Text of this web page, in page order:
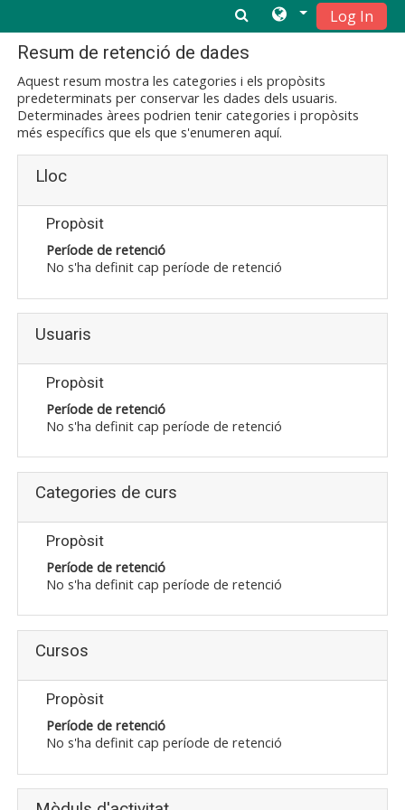
Ves al contingut principal
Log In
Resum de retenció de dades
Aquest resum mostra les categories i els propòsits
predeterminats per conservar les dades dels usuaris.
Determinades àrees podrien tenir categories i propòsits
més específics que els que s'enumeren aquí.
Lloc
Propòsit
Període de retenció
No s'ha definit cap període de retenció
Usuaris
Propòsit
Període de retenció
No s'ha definit cap període de retenció
Categories de curs
Propòsit
Període de retenció
No s'ha definit cap període de retenció
Cursos
Propòsit
Període de retenció
No s'ha definit cap període de retenció